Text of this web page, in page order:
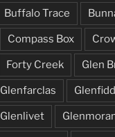
Buffalo Trace
Compass Box
Forty Creek Glen
Glenfarclas
Glenlivet